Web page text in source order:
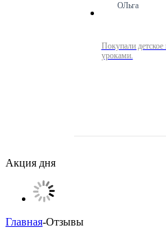
ОЛьга
Покупали
уроками.
Акция дня
Главная-Отзывы